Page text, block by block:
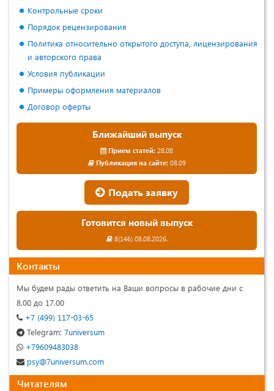
Контрольные сроки
Порядок рецензирования
Политика относительно открытого доступа, лицензирования
и авторского права
Условия публикации
Примеры оформления материалов
Договор оферты
Ближайший выпуск
Прием статей: 28.08
Публикация на сайте:08.09
Подать заявку
Готовится новый выпуск
8(146) 08.08.2026.
Контакты
Мы будем рады ответить на Ваши вопросы в рабочие дни с
8.00 до 17.00
+7 (499) 117-03-65
Telegram: 7universum
+79609483038
psy@7universum.com
Читателям